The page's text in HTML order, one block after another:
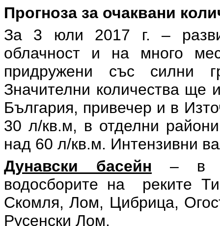
Прогноза за очаквани
За 3 юли 2017 г. –
облачност и на много
придружени със силни
Значителни количества ще
България, привечер и в
30 л/кв.м, в отделни
над 60 л/кв.м. Интензивни
Дунавски басейн – в
водосборите на реките
Скомля, Лом, Цибрица,
Русенски Лом.